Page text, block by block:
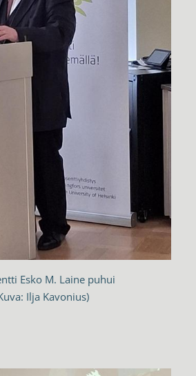
Esko M. Laine puhui
Ilja Kavonius)